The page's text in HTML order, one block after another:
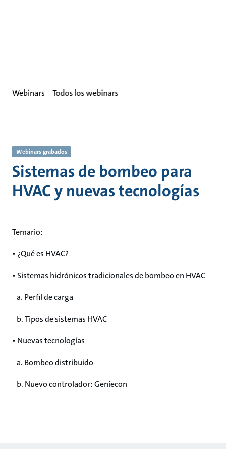
Webinars Todos los webinars
Webinars grabados
Sistemas de bombeo para
HVAC y nuevas tecnologías
Temario:
• ¿Qué es HVAC?
• Sistemas hidrónicos tradicionales de bombeo en HVAC
a. Perfil de carga
b. Tipos de sistemas HVAC
• Nuevas tecnologías
a. Bombeo distribuido
b. Nuevo controlador: Geniecon